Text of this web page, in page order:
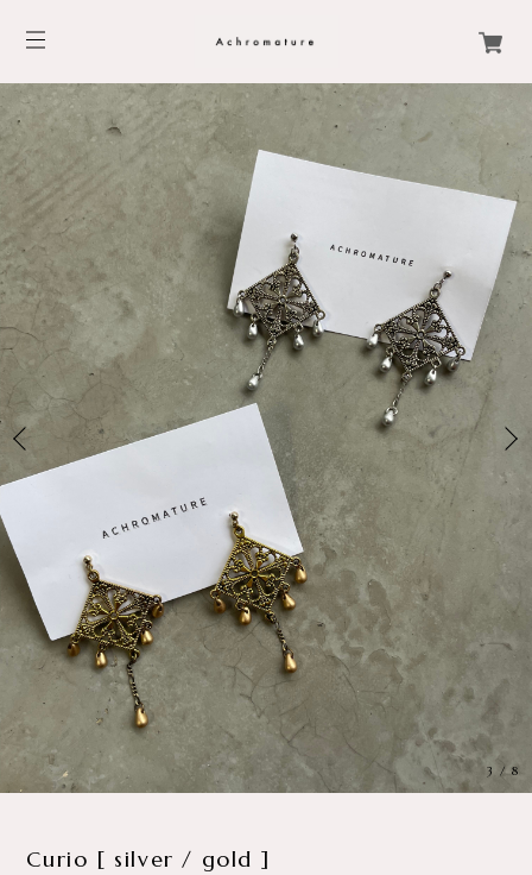
3 /8
Curio [ silver / gold ]